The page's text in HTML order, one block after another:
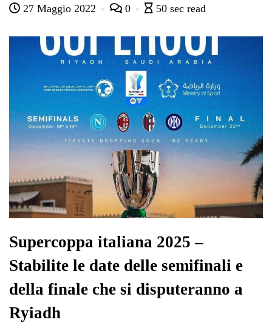
bo
ok
tte
r
ts
A
pp
gr
a
m
ed
In
di
vi
di
27 Maggio 2022 0 50 sec read
Supercoppa italiana 2025 –
Stabilite le date delle semifinali e
della finale che si disputeranno a
Ryiadh